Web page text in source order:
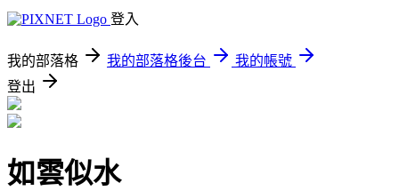
登入
我的部落格 我的部落格後台
我的帳號
登出
如雲似水